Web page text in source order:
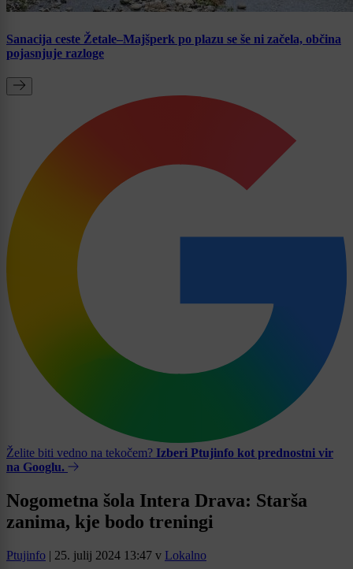
Sanacija ceste Žetale–Majšperk po plazu se še ni začela, občina
pojasnjuje razloge
Želite biti vedno na tekočem? Izberi Ptujinfo kot prednostni vir
na Googlu.
Nogometna šola Intera Drava: Starša
zanima, kje bodo treningi
Ptujinfo | 25. julij 2024 13:47 v Lokalno